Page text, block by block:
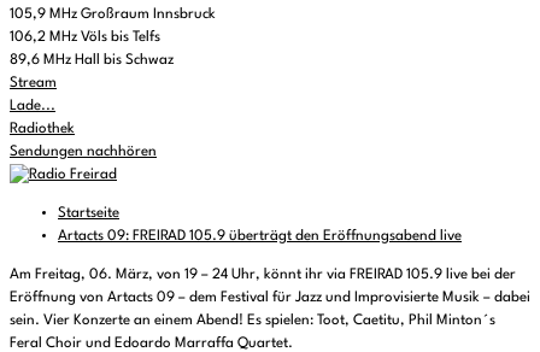
105,9 MHz Großraum Innsbruck
106,2 MHz Völs bis Telfs
89,6 MHz Hall bis Schwaz
Stream
Lade...
Radiothek
Sendungen nachhören
Startseite
Artacts 09: FREIRAD 105.9 überträgt den Eröffnungsabend live
Am Freitag, 06. März, von 19 – 24 Uhr, könnt ihr via FREIRAD 105.9 live bei der
Eröffnung von Artacts 09 – dem Festival für Jazz und Improvisierte Musik – dabei
sein. Vier Konzerte an einem Abend! Es spielen: Toot, Caetitu, Phil Minton´s
Feral Choir und Edoardo Marraffa Quartet.